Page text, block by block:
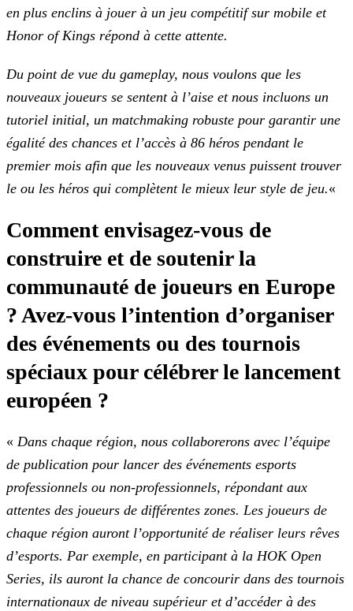
en plus enclins à jouer à un jeu compétitif sur mobile et
Honor of Kings répond à cette attente.
Du point de vue du gameplay, nous voulons que les
nouveaux joueurs se sentent à l’aise et nous incluons un
tutoriel initial, un matchmaking robuste pour garantir une
égalité des chances et l’accès à 86 héros pendant le
premier mois afin que les nouveaux venus puissent trouver
le ou les héros qui complètent le mieux leur style de jeu.«
Comment envisagez-vous de
construire et de soutenir la
communauté de joueurs en Europe
? Avez-vous l’intention d’organiser
des événements ou des tournois
spéciaux pour célébrer le lancement
européen ?
« Dans chaque région, nous collaborerons avec l’équipe
de publication pour lancer des événements esports
professionnels ou non-professionnels, répondant aux
attentes des joueurs de différentes zones. Les joueurs de
chaque région auront l’opportunité de réaliser leurs rêves
d’esports. Par exemple, en participant à la HOK Open
Series, ils auront la chance de concourir dans des tournois
internationaux de niveau supérieur et d’accéder à des